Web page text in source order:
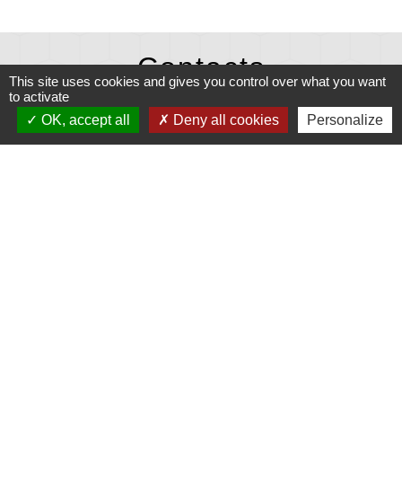
Contacts
27 rue Laennec 29710 PLONEIS - FRANCE
+33 2 98 91 08 07
This site uses cookies and gives you control over what you want
to activate
OK, accept all
Deny all cookies Personalize